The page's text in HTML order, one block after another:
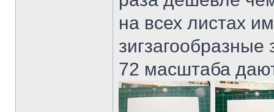
на всех листах
72 масштаба